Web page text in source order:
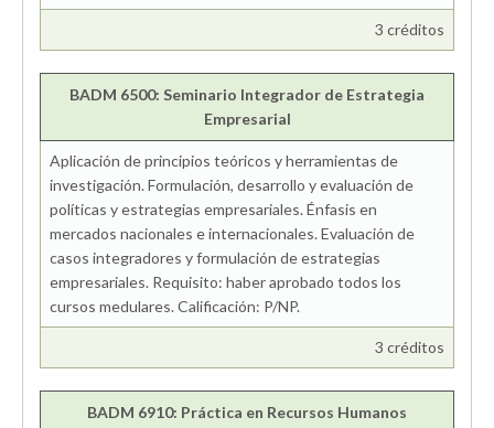
3 créditos
BADM 6500: Seminario Integrador de Estrategia
Empresarial
Aplicación de principios teóricos y herramientas de
investigación. Formulación, desarrollo y evaluación de
políticas y estrategias empresariales. Énfasis en
mercados nacionales e internacionales. Evaluación de
casos integradores y formulación de estrategias
empresariales. Requisito: haber aprobado todos los
cursos medulares. Calificación: P/NP.
3 créditos
BADM 6910: Práctica en Recursos Humanos